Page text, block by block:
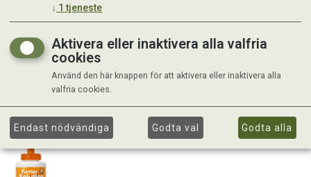
↓ 1 tjeneste
Aktivera eller inaktivera alla valfria
cookies
Använd den här knappen för att aktivera eller inaktivera alla
valfria cookies.
Endast nödvändiga Godta val Godta alla